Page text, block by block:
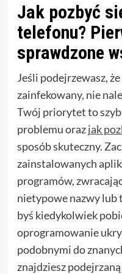
Jak pozbyć
telefonu?
sprawdzone
Jeśli podejrzewasz,
zainfekowany, nie
Twój priorytet to
problemu orazjak
sposób skuteczny.
zainstalowanych
programów,
nietypowe nazwy lub
byś kiedykolwiek
oprogramowanie
podobnymi do
znajdziesz